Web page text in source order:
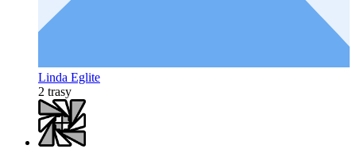
Linda Eglite
2 trasy